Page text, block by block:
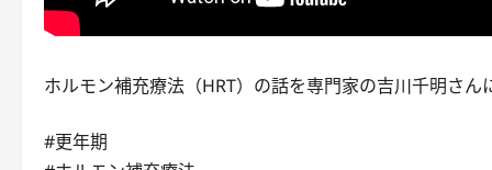
ホルモン補充療法（HRT）の話を専門家の吉川千明さん
#更年期